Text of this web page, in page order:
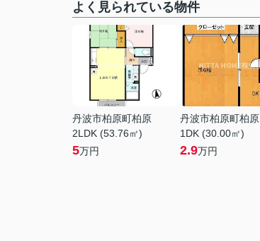
よく見られている物件
丹波市柏原町柏原
2LDK (53.76㎡)
5万円
丹波市柏原町柏原
1DK (30.00㎡)
2.9万円